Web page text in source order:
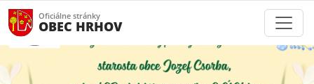
Oficiálne stránky
OBEC HRHOV